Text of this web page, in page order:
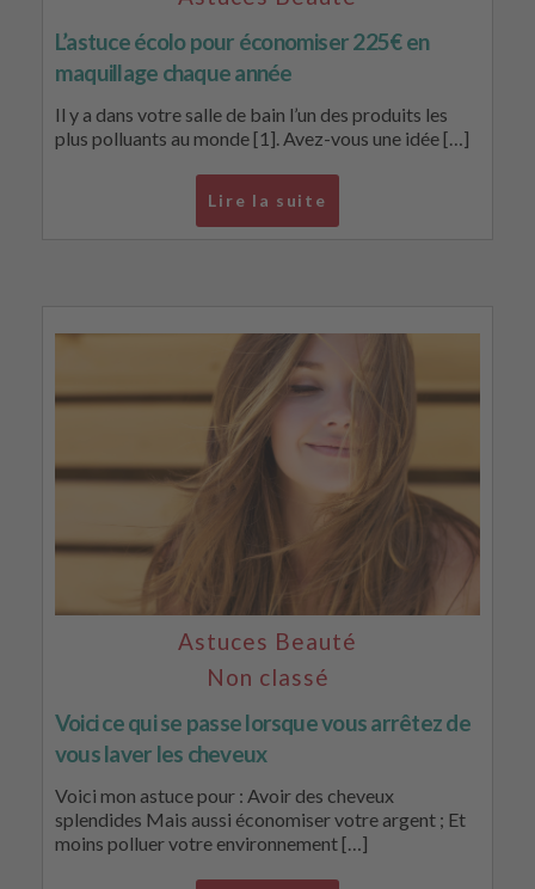
L’astuce écolo pour économiser 225€ en
maquillage chaque année
Il y a dans votre salle de bain l’un des produits les
plus polluants au monde [1]. Avez-vous une idée […]
Lire la suite
Astuces Beauté
Non classé
Voici ce qui se passe lorsque vous arrêtez de
vous laver les cheveux
Voici mon astuce pour : Avoir des cheveux
splendides Mais aussi économiser votre argent ; Et
moins polluer votre environnement […]